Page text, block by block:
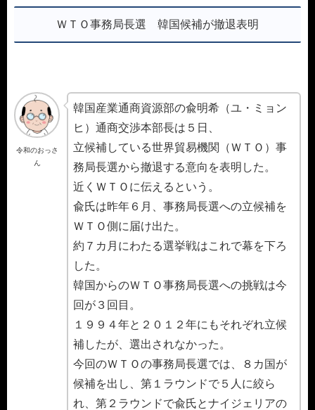
ＷＴＯ事務局長選 韓国候補が撤退表明
令和のおっさ
ん
韓国産業通商資源部の兪明希（ユ・ミョン
ヒ）通商交渉本部長は５日、
立候補している世界貿易機関（ＷＴＯ）事
務局長選から撤退する意向を表明した。
近くＷＴＯに伝えるという。
兪氏は昨年６月、事務局長選への立候補を
ＷＴＯ側に届け出た。
約７カ月にわたる選挙戦はこれで幕を下ろ
した。
韓国からのＷＴＯ事務局長選への挑戦は今
回が３回目。
１９９４年と２０１２年にもそれぞれ立候
補したが、選出されなかった。
今回のＷＴＯの事務局長選では、８カ国が
候補を出し、第１ラウンドで５人に絞ら
れ、第２ラウンドで兪氏とナイジェリアの